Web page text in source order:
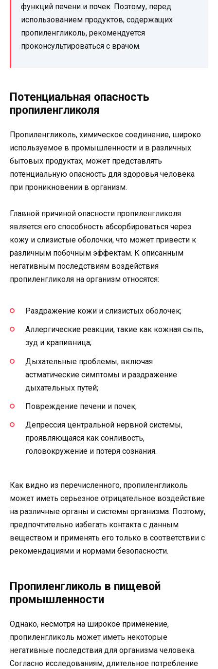
функций печени и почек. Поэтому, перед
использованием продуктов, содержащих
пропиленгликоль, рекомендуется
проконсультироваться с врачом.
Потенциальная опасность
пропиленгликоля
Пропиленгликоль, химическое соединение, широко
используемое в промышленности и в различных
бытовых продуктах, может представлять
потенциальную опасность для здоровья человека
при проникновении в организм.
Главной причиной опасности пропиленгликоля
является его способность абсорбироваться через
кожу и слизистые оболочки, что может привести к
различным побочным эффектам. К описанным
негативным последствиям воздействия
пропиленгликоля на организм относятся:
Раздражение кожи и слизистых оболочек;
Аллергические реакции, такие как кожная сыпь,
зуд и крапивница;
Дыхательные проблемы, включая
астматические симптомы и раздражение
дыхательных путей;
Повреждение печени и почек;
Депрессия центральной нервной системы,
проявляющаяся как сонливость,
головокружение и потеря сознания.
Как видно из перечисленного, пропиленгликоль
может иметь серьезное отрицательное воздействие
на различные органы и системы организма. Поэтому,
предпочтительно избегать контакта с данным
веществом и применять его только в соответствии с
рекомендациями и нормами безопасности.
Пропиленгликоль в пищевой
промышленности
Однако, несмотря на широкое применение,
пропиленгликоль может иметь некоторые
негативные последствия для организма человека.
Согласно исследованиям, длительное потребление